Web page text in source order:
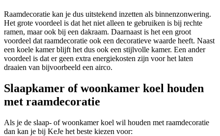
Raamdecoratie kan je dus uitstekend inzetten als binnenzonwering.
Het grote voordeel is dat het niet alleen te gebruiken is bij rechte
ramen, maar ook bij een dakraam. Daarnaast is het een groot
voordeel dat raamdecoratie ook een decoratieve waarde heeft. Naast
een koele kamer blijft het dus ook een stijlvolle kamer. Een ander
voordeel is dat er geen extra energiekosten zijn voor het laten
draaien van bijvoorbeeld een airco.
Slaapkamer of woonkamer koel houden
met raamdecoratie
Als je de slaap- of woonkamer koel wil houden met raamdecoratie
dan kan je bij KeJe het beste kiezen voor: